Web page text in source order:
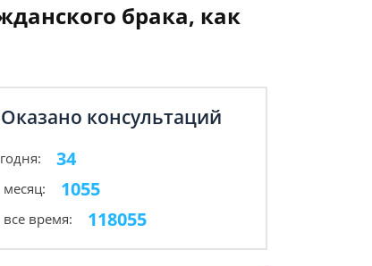
брака, как
Оказано консультаций
34
месяц: 1055
все время: 118055